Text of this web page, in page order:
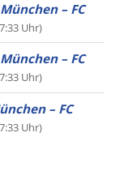
– FC
Uhr)
– FC
Uhr)
– FC
Uhr)